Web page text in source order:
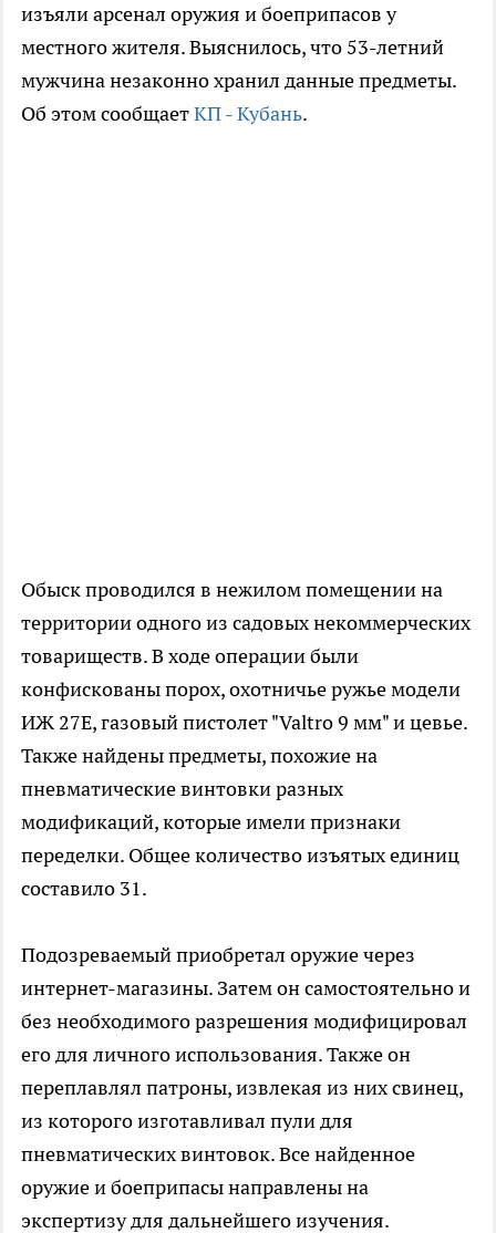
изъяли арсенал оружия и боеприпасов у
местного жителя. Выяснилось, что 53-летний
мужчина незаконно хранил данные предметы.
Об этом сообщаетКП - Кубань.
Обыск проводился в нежилом помещении на
территории одного из садовых некоммерческих
товариществ. В ходе операции были
конфискованы порох, охотничье ружье модели
ИЖ 27Е, газовый пистолет "Valtro 9 мм" и цевье.
Также найдены предметы, похожие на
пневматические винтовки разных
модификаций, которые имели признаки
переделки. Общее количество изъятых единиц
составило 31.
Подозреваемый приобретал оружие через
интернет-магазины. Затем он самостоятельно и
без необходимого разрешения модифицировал
его для личного использования. Также он
переплавлял патроны, извлекая из них свинец,
из которого изготавливал пули для
пневматических винтовок. Все найденное
оружие и боеприпасы направлены на
экспертизу для дальнейшего изучения.